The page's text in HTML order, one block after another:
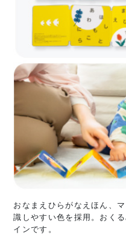
おなまえひらがなえほん、
識しやすい色を採用。おく
インです。